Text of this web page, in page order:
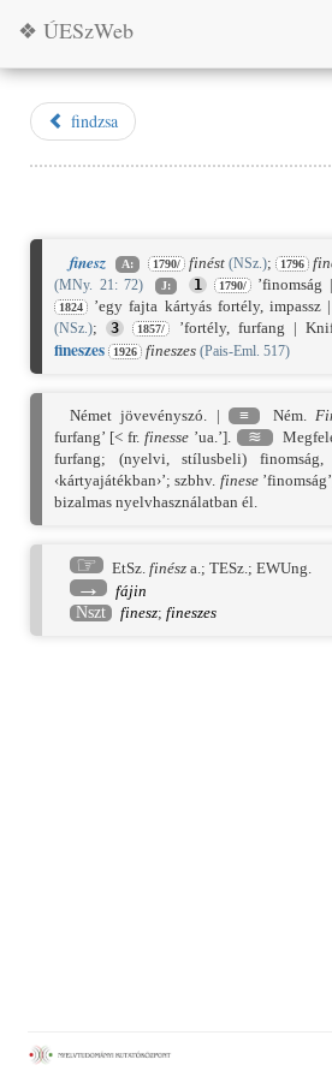
❖ ÚESzWeb
findzsa
finesz A: 1790/ finést (NSz.); 1796
(MNy. 21: 72) J: 1 1790/ ’finomság
1824 ’egy fajta kártyás fortély, impassz |
(NSz.); 3 1857/ ’fortély, furfang |
fineszes 1926 fineszes (Pais-Eml. 517)
Német jövevényszó. | ≡ Ném.
furfang’ [< fr.finesse ’ua.’]. ≋
furfang; (nyelvi, stílusbeli) finomság,
‹kártyajátékban›’; szbhv. finese
bizalmas nyelvhasználatban él.
☞ EtSz. finész a.;TESz.;EWUng.
→
fájin
Nszt
finesz;fineszes